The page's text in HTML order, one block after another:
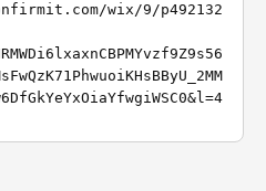
wix/9/p492132